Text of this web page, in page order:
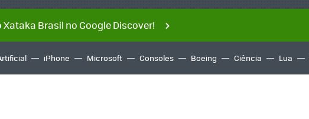
Xataka Brasil no Google Discover!
iPhone Microsoft Consoles Boeing Ciência Lua